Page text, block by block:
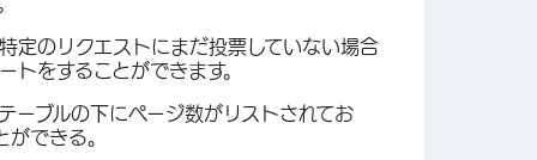
定のリクエストにまだ投票していない場合
をすることができます。
ブルの下にページ数がリストされてお
できる。